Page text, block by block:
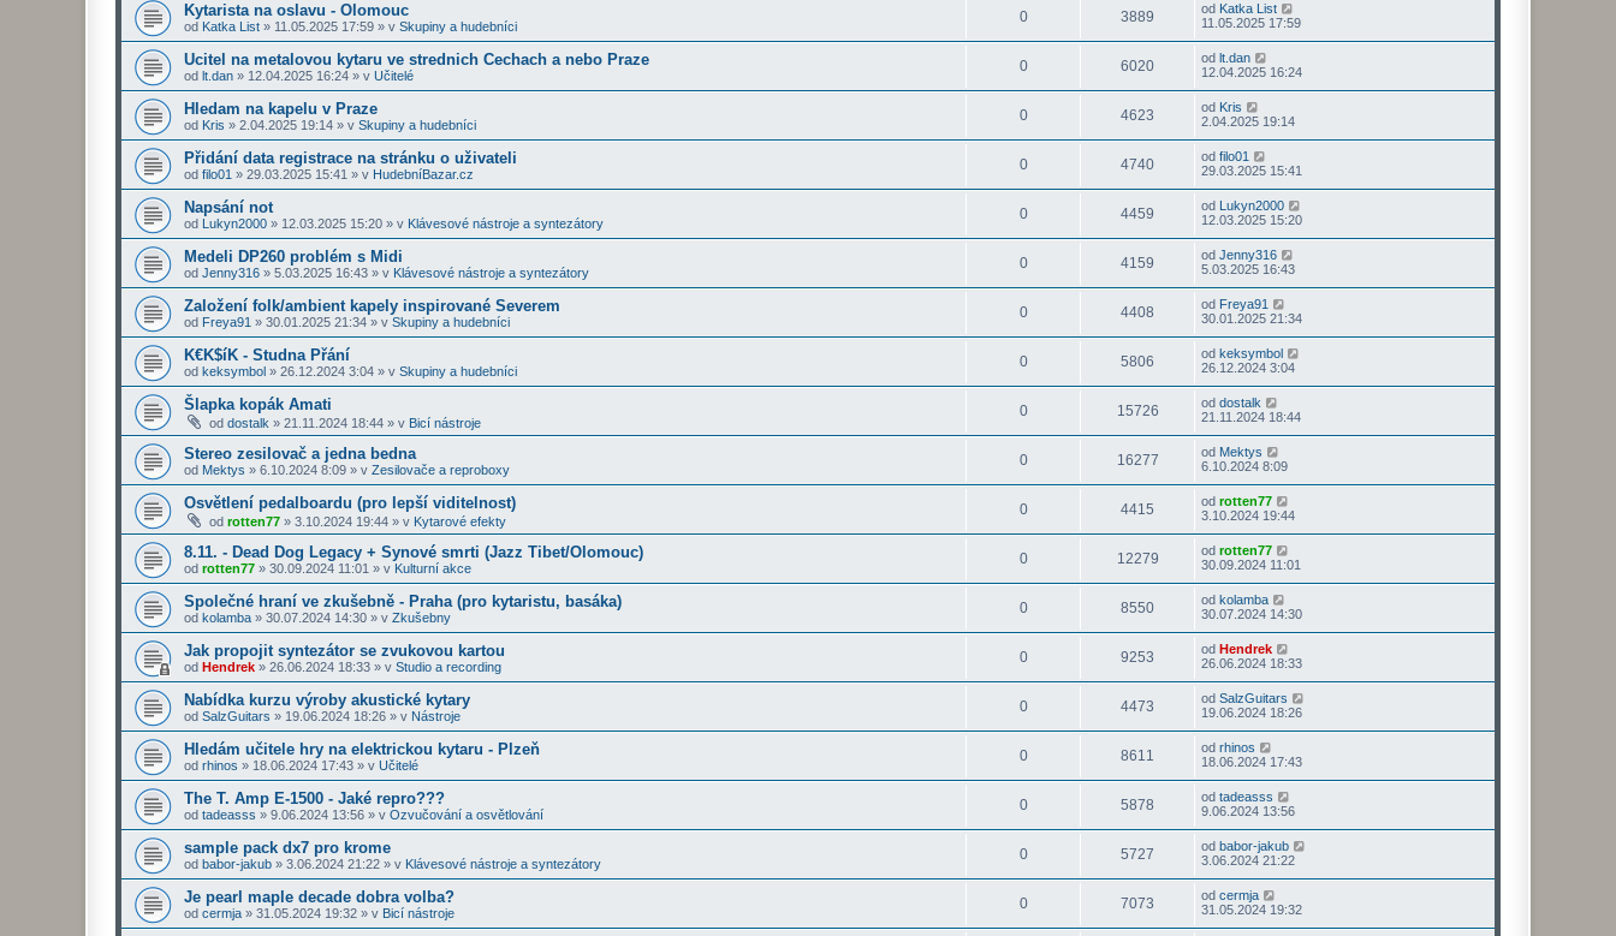
Kytarista na oslavu - Olomouc
od Katka List » 11.05.2025 17:59 » v Skupiny a hudebníci
0 3889 od Katka List
11.05.2025 17:59
Ucitel na metalovou kytaru ve strednich Cechach a nebo Praze
od lt.dan » 12.04.2025 16:24 » v Učitelé
0 6020 od lt.dan
12.04.2025 16:24
Hledam na kapelu v Praze
od Kris » 2.04.2025 19:14 » v Skupiny a hudebníci
0 4623 od Kris
2.04.2025 19:14
Přidání data registrace na stránku o uživateli
od filo01 » 29.03.2025 15:41 » v HudebníBazar.cz
0 4740 od filo01
29.03.2025 15:41
Napsání not
od Lukyn2000 » 12.03.2025 15:20 » v Klávesové nástroje a syntezátory
0 4459 od Lukyn2000
12.03.2025 15:20
Medeli DP260 problém s Midi
od Jenny316 » 5.03.2025 16:43 » v Klávesové nástroje a syntezátory
0 4159 od Jenny316
5.03.2025 16:43
Založení folk/ambient kapely inspirované Severem
od Freya91 » 30.01.2025 21:34 » v Skupiny a hudebníci
0 4408 od Freya91
30.01.2025 21:34
K€K$íK - Studna Přání
od keksymbol » 26.12.2024 3:04 » v Skupiny a hudebníci
0 5806 od keksymbol
26.12.2024 3:04
Šlapka kopák Amati
od dostalk » 21.11.2024 18:44 » v Bicí nástroje
0 15726 od dostalk
21.11.2024 18:44
Stereo zesilovač a jedna bedna
od Mektys » 6.10.2024 8:09 » v Zesilovače a reproboxy
0 16277 od Mektys
6.10.2024 8:09
Osvětlení pedalboardu (pro lepší viditelnost)
od rotten77 » 3.10.2024 19:44 » v Kytarové efekty
0 4415 od rotten77
3.10.2024 19:44
8.11. - Dead Dog Legacy + Synové smrti (Jazz Tibet/Olomouc)
od rotten77 » 30.09.2024 11:01 » v Kulturní akce
0 12279 od rotten77
30.09.2024 11:01
Společné hraní ve zkušebně - Praha (pro kytaristu, basáka)
od kolamba » 30.07.2024 14:30 » v Zkušebny
0 8550 od kolamba
30.07.2024 14:30
Jak propojit syntezátor se zvukovou kartou
od Hendrek » 26.06.2024 18:33 » v Studio a recording
0 9253 od Hendrek
26.06.2024 18:33
Nabídka kurzu výroby akustické kytary
od SalzGuitars » 19.06.2024 18:26 » v Nástroje
0 4473 od SalzGuitars
19.06.2024 18:26
Hledám učitele hry na elektrickou kytaru - Plzeň
od rhinos » 18.06.2024 17:43 » v Učitelé
0 8611 od rhinos
18.06.2024 17:43
The T. Amp E-1500 - Jaké repro???
od tadeasss » 9.06.2024 13:56 » v Ozvučování a osvětlování
0 5878 od tadeasss
9.06.2024 13:56
sample pack dx7 pro krome
od babor-jakub » 3.06.2024 21:22 » v Klávesové nástroje a syntezátory
0 5727 od babor-jakub
3.06.2024 21:22
Je pearl maple decade dobra volba?
od cermja » 31.05.2024 19:32 » v Bicí nástroje
0 7073 od cermja
31.05.2024 19:32